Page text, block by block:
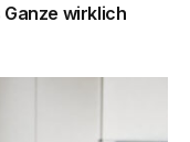
wirklich